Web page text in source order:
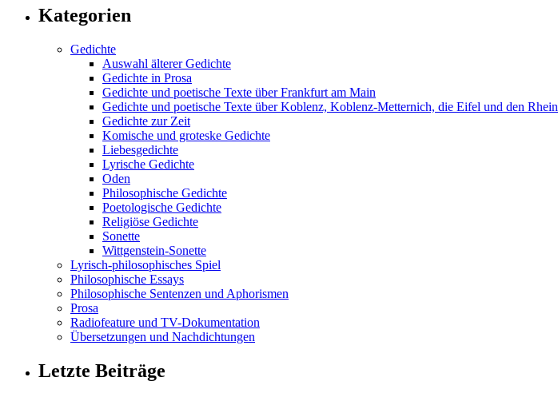
Kategorien
Gedichte
Auswahl älterer Gedichte
Gedichte in Prosa
Gedichte und poetische Texte über Frankfurt am Main
Gedichte und poetische Texte über Koblenz, Koblenz-Metternich, die Eifel und den Rhein
Gedichte zur Zeit
Komische und groteske Gedichte
Liebesgedichte
Lyrische Gedichte
Oden
Philosophische Gedichte
Poetologische Gedichte
Religiöse Gedichte
Sonette
Wittgenstein-Sonette
Lyrisch-philosophisches Spiel
Philosophische Essays
Philosophische Sentenzen und Aphorismen
Prosa
Radiofeature und TV-Dokumentation
Übersetzungen und Nachdichtungen
Letzte Beiträge